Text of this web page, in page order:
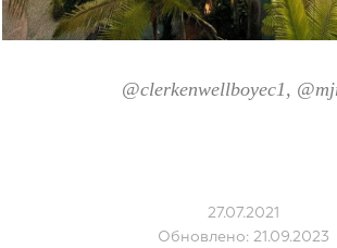
@clerkenwellboyec1, @
27.07.2021
Обновлено: 21.09.2023